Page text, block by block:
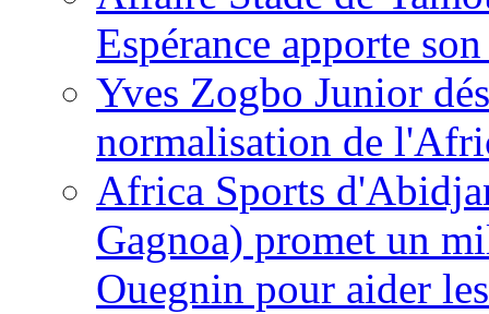
Espérance apporte
Yves Zogbo Junior
normalisation de
Africa Sports
Gagnoa) promet un
Ouegnin pour aider